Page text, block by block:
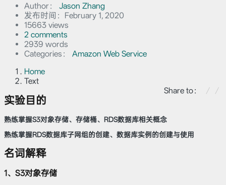
Author：
Jason Zhang
发布时间： February 1, 2020
15663 views
2 comments
2939 words
Categories：
Amazon Web Service
Home
Text
Share to：
实验目的
熟练掌握S3对象存储、存储桶、RDS数据库相关概念
熟练掌握RDS数据库子网组的创建、数据库实例的创建与使用
名词解释
1、S3对象存储